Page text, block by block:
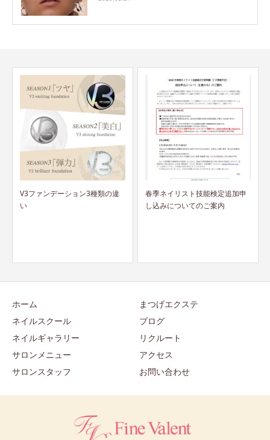
春季ネイリスト技能検定追加申
パリジェンヌラッシュリフト&
まつ毛パーマ...
ホーム
ネイルスクール
ネイルギャラリー
サロンメニュー
サロンスタッフ
まつげエクステ
ブログ
リクルート
アクセス
お問い合わせ